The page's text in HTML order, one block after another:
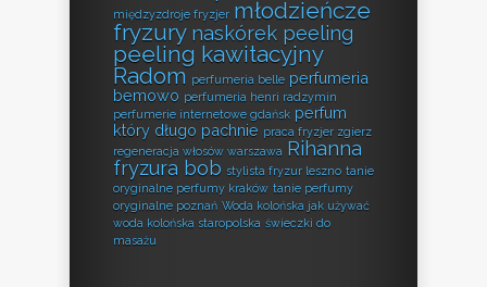
międzyzdroje fryzjer młodzieńcze
fryzury naskórek peeling
peeling kawitacyjny
Radom perfumeria belle perfumeria
bemowo perfumeria henri radzymin
perfumerie internetowe gdańsk perfum
który długo pachnie praca fryzjer zgierz
regeneracja włosów warszawa Rihanna
fryzura bob stylista fryzur leszno tanie
oryginalne perfumy kraków tanie perfumy
oryginalne poznań Woda kolońska jak używać
woda kolońska staropolska świeczki do
masażu